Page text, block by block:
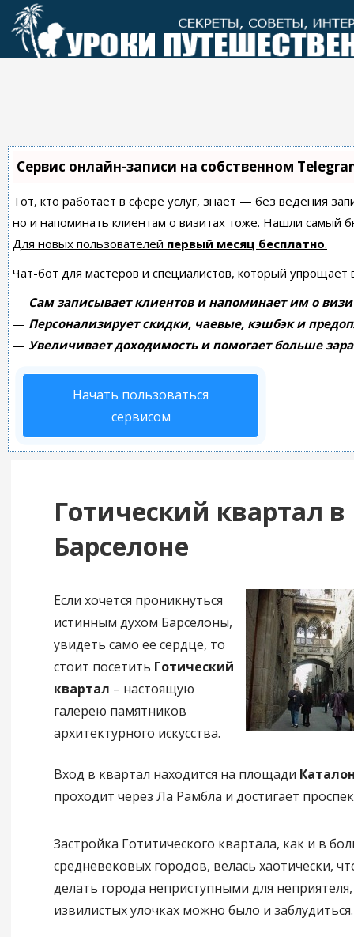
Перейти
контенту
Сервис онлайн-записи на собственном
Тот, кто работает в сфере услуг, знает — без ведения
но и напоминать клиентам о визитах тоже. Нашли самый
Для новых пользователей первый месяц бесплатно.
Чат-бот для мастеров и специалистов, который упрощает
— Сам записывает клиентов и напоминает им о
— Персонализирует скидки, чаевые, кэшбэк и
— Увеличивает доходимость и помогает больше
Начать пользоваться
сервисом
Готический квартал в
Барселоне
Если хочется проникнуться
истинным духом Барселоны,
увидеть само ее сердце, то
стоит посетить Готический
квартал – настоящую
галерею памятников
архитектурного искусства.
Вход в квартал находится на площади
проходит через Ла Рамбла и достигает
Застройка Готитического квартала, как и в
средневековых городов, велась хаотически,
делать города неприступными для
извилистых улочках можно было и заблудиться.